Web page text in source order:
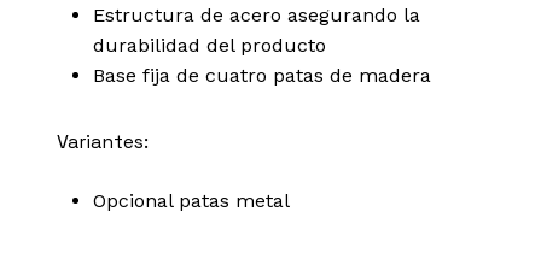
Estructura de acero asegurando la
durabilidad del producto
Base fija de cuatro patas de madera
Variantes:
Opcional patas metal